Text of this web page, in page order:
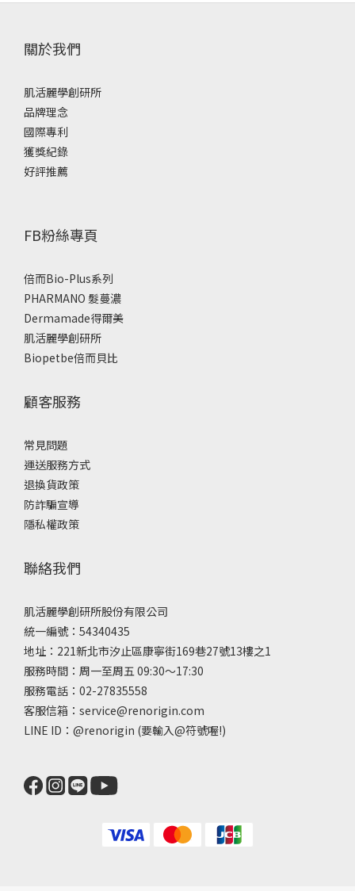
關於我們
肌活麗學創研所
品牌理念
國際專利
獲獎紀錄
好評推薦
FB粉絲專頁
倍而Bio-Plus系列
PHARMANO 髮蔓濃
Dermamade得爾美
肌活麗學創研所
Biopetbe倍而貝比
顧客服務
常見問題
運送服務方式
退換貨政策
防詐騙宣導
隱私權政策
聯絡我們
肌活麗學創研所股份有限公司
統一編號：54340435
地址：221新北市汐止區康寧街169巷27號13樓之1
服務時間：周一至周五 09:30～17:30
服務電話：02-27835558
客服信箱：service@renorigin.com
LINE ID： @renorigin (要輸入@符號喔!)